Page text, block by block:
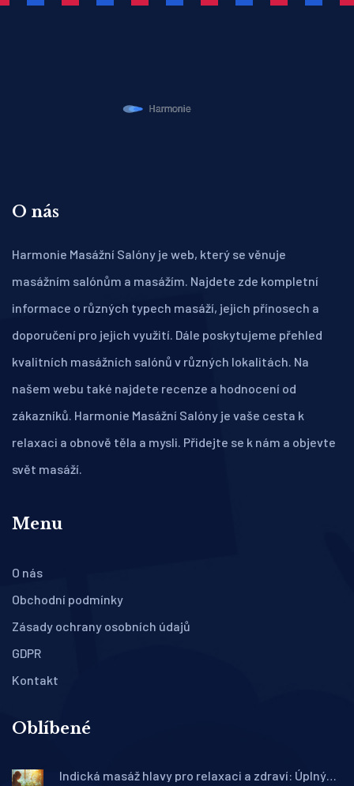
O nás
Harmonie Masážní Salóny je web, který se věnuje
masážním salónům a masážím. Najdete zde kompletní
informace o různých typech masáží, jejich přínosech a
doporučení pro jejich využití. Dále poskytujeme přehled
kvalitních masážních salónů v různých lokalitách. Na
našem webu také najdete recenze a hodnocení od
zákazníků. Harmonie Masážní Salóny je vaše cesta k
relaxaci a obnově těla a mysli. Přidejte se k nám a objevte
svět masáží.
Menu
O nás
Obchodní podmínky
Zásady ochrany osobních údajů
GDPR
Kontakt
Oblíbené
Indická masáž hlavy pro relaxaci a zdraví: Úplný